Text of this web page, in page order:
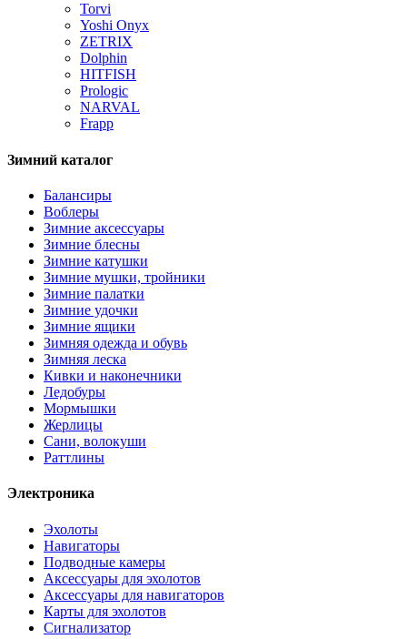
Torvi
Yoshi Onyx
ZETRIX
Dolphin
HITFISH
Prologic
NARVAL
Frapp
Зимний каталог
Балансиры
Воблеры
Зимние аксессуары
Зимние блесны
Зимние катушки
Зимние мушки, тройники
Зимние палатки
Зимние удочки
Зимние ящики
Зимняя одежда и обувь
Зимняя леска
Кивки и наконечники
Ледобуры
Мормышки
Жерлицы
Сани, волокуши
Раттлины
Электроника
Эхолоты
Навигаторы
Подводные камеры
Аксессуары для эхолотов
Аксессуары для навигаторов
Карты для эхолотов
Сигнализатор